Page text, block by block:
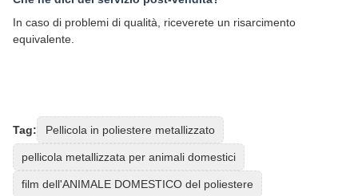
In caso di problemi di qualità, riceverete un risarcimento
equivalente.
Tag: Pellicola in poliestere metallizzato
pellicola metallizzata per animali domestici
film dell'ANIMALE DOMESTICO del poliestere